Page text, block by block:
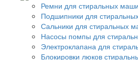
Ремни для стиральных
Подшипники для
Сальники для стиральных
Насосы помпы для
Электроклапана для
Блокировки люков